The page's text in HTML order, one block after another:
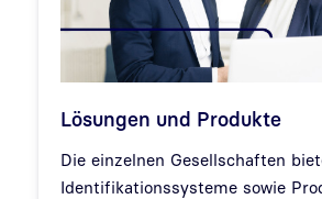
Lösungen und Produkte
Die einzelnen Gesellschaften
Identifikationssysteme sowie